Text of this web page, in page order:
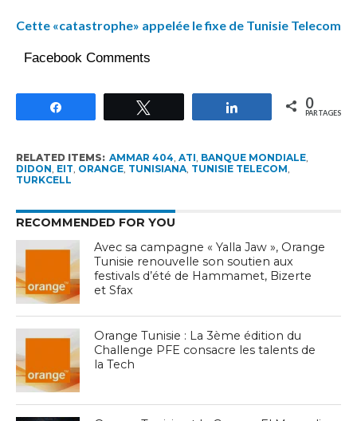
Cette «catastrophe» appelée le fixe de Tunisie Telecom
Facebook Comments
Partagez 0
PARTAGES
RELATED ITEMS: AMMAR 404 ATI BANQUE MONDIALE,
DIDON EIT ORANGE, TUNISIANA, TUNISIE TELECOM
TURKCELL
RECOMMENDED FOR YOU
Avec sa campagne « Yalla Jaw », Orange
Tunisie renouvelle son soutien aux
festivals d’été de Hammamet, Bizerte
et Sfax
Orange Tunisie : La 3ème édition du
Challenge PFE consacre les talents de
la Tech